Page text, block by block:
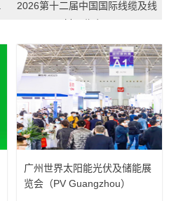
2026第十二届中国国际线缆及线
广州世界太阳能光伏及储能展
览会（PV Guangzhou）